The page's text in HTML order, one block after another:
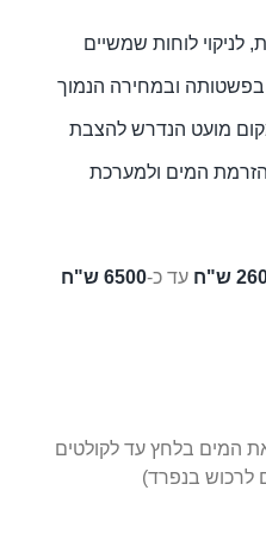
לניקוי לוחות שמשיים
ובמחירה הנמוך
מועט הנדרש להצבת
המים ולמערכת
ש"ח עד כ-6500 ש"ח
המים בלחץ עד לקולטים
לרכוש בנפרד)